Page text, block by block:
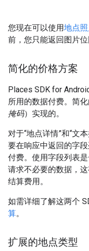
您现在可以使用地点
前，您只能返回图片位
简化的价格方案
Places SDK for
所用的数据付费。简
掩码）实现的。
对于“地点详情”和“文
要在响应中返回的字
付费。使用字段列表
请求不必要的数据，
结算费用。
如需详细了解这两个
算。
扩展的地点类型